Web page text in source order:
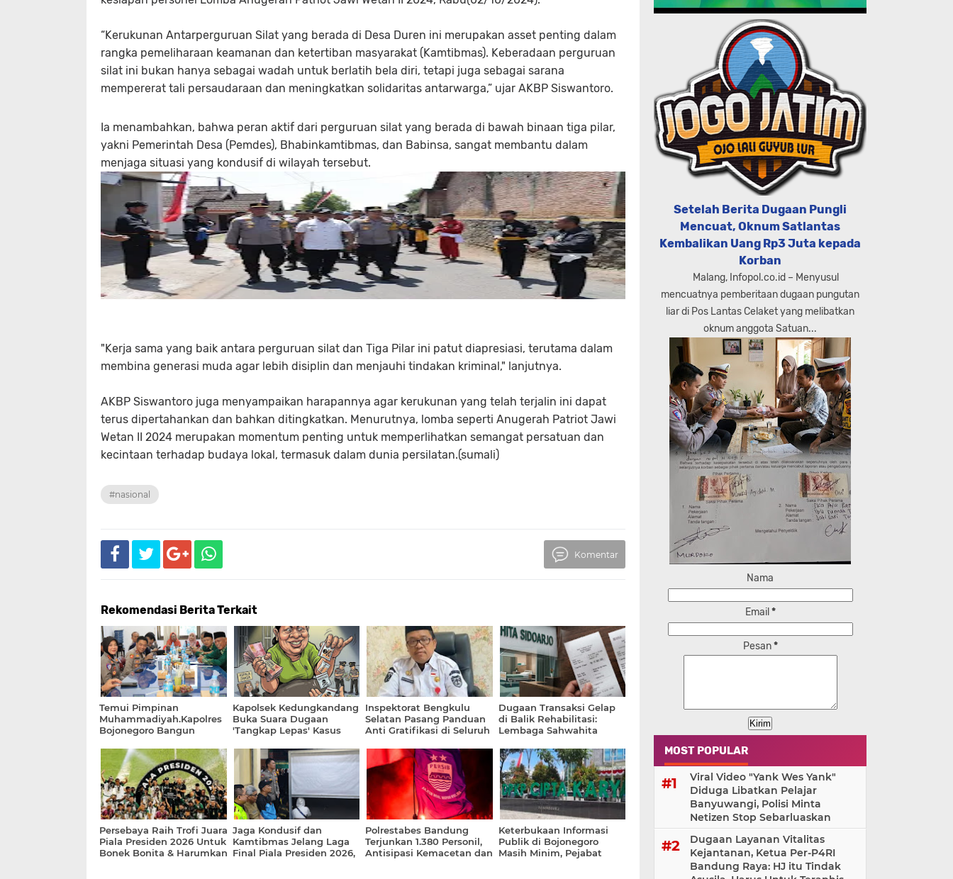
“Kerukunan Antarperguruan Silat yang berada di Desa Duren ini merupakan asset penting dalam
rangka pemeliharaan keamanan dan ketertiban masyarakat (Kamtibmas). Keberadaan perguruan
silat ini bukan hanya sebagai wadah untuk berlatih bela diri, tetapi juga sebagai sarana
mempererat tali persaudaraan dan meningkatkan solidaritas antarwarga,” ujar AKBP Siswantoro.
Ia menambahkan, bahwa peran aktif dari perguruan silat yang berada di bawah binaan tiga pilar,
yakni Pemerintah Desa (Pemdes), Bhabinkamtibmas, dan Babinsa, sangat membantu dalam
menjaga situasi yang kondusif di wilayah tersebut.
"Kerja sama yang baik antara perguruan silat dan Tiga Pilar ini patut diapresiasi, terutama dalam
membina generasi muda agar lebih disiplin dan menjauhi tindakan kriminal," lanjutnya.
AKBP Siswantoro juga menyampaikan harapannya agar kerukunan yang telah terjalin ini dapat
terus dipertahankan dan bahkan ditingkatkan. Menurutnya, lomba seperti Anugerah Patriot Jawi
Wetan II 2024 merupakan momentum penting untuk memperlihatkan semangat persatuan dan
kecintaan terhadap budaya lokal, termasuk dalam dunia persilatan.(sumali)
#nasional
Komentar
Rekomendasi Berita Terkait
Temui Pimpinan
Muhammadiyah.Kapolres
Bojonegoro Bangun
Kondusivitas
Kapolsek Kedungkandang
Buka Suara Dugaan
'Tangkap Lepas' Kasus
Inspektorat Bengkulu
Selatan Pasang Panduan
Anti Gratifikasi di Seluruh
Daerah (OPD)
Dugaan Transaksi Gelap
di Balik Rehabilitasi:
Lembaga Sahwahita
Aliran Uang 25 Juta ke
Rekening Pribadi
Persebaya Raih Trofi Juara
Piala Presiden 2026 Untuk
Bonek Bonita & Harumkan
Jaga Kondusif dan
Kamtibmas Jelang Laga
Final Piala Presiden 2026,
Polrestabes Bandung
Terjunkan 1.380 Personil,
Antisipasi Kemacetan dan
Keterbukaan Informasi
Publik di Bojonegoro
Masih Minim, Pejabat
Setelah Berita Dugaan Pungli
Mencuat, Oknum Satlantas
Kembalikan Uang Rp3 Juta kepada
Korban
Malang, Infopol.co.id – Menyusul
mencuatnya pemberitaan dugaan pungutan
liar di Pos Lantas Celaket yang melibatkan
oknum anggota Satuan...
Nama
Email *
Pesan*
MOST POPULAR
Viral Video "Yank Wes Yank"
Diduga Libatkan Pelajar
Banyuwangi, Polisi Minta
Netizen Stop Sebarluaskan
Dugaan Layanan Vitalitas
Kejantanan, Ketua Per-P4RI
Bandung Raya: HJ itu Tindak